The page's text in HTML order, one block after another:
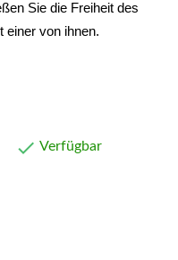
Sie die Freiheit des
einer von ihnen.
 Verfügbar